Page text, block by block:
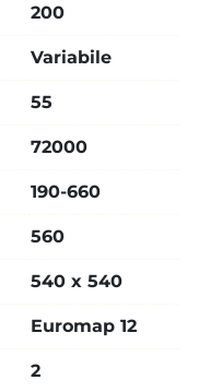
200
Variabile
55
72000
190-660
560
540 x 540
Euromap 12
2